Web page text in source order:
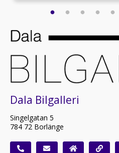
Dala Bilgalleri
Singelgatan 5
784 72 Borlänge